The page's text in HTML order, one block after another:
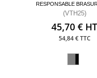
RESPONSABLE
(VTH25)
45,70 € HT
54,84 € TTC